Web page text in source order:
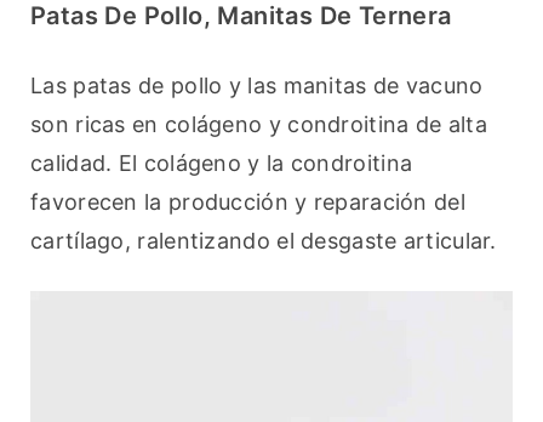
Patas De Pollo, Manitas De Ternera
Las patas de pollo y las manitas de vacuno
son ricas en colágeno y condroitina de alta
calidad. El colágeno y la condroitina
favorecen la producción y reparación del
cartílago, ralentizando el desgaste articular.